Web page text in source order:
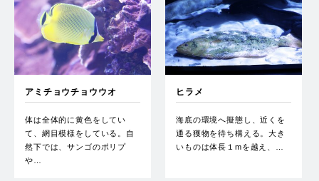
アミチョウチョウウオ
体は全体的に黄色をしてい
て、網目模様をしている。自
然下では、サンゴのポリプ
や…
ヒラメ
海底の環境へ擬態し、近くを
通る獲物を待ち構える。大き
いものは体長１mを越え、…